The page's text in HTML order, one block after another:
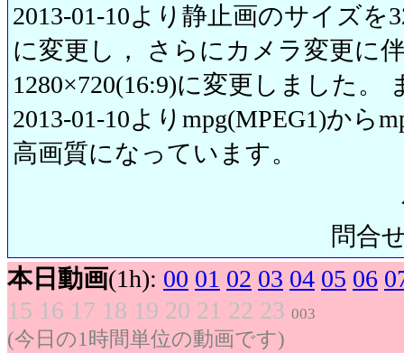
2013-01-10より静止画のサイズを
に変更し， さらにカメラ変更に
1280×720(16:9)に変更しました。
2013-01-10よりmpg(MPEG1)から
高画質になっています。
問合
本日動画(1h): 00 01 02 03 04 05 06
15 16 17 18 19 20 21 22 23 003
(今日の1時間単位の動画です)